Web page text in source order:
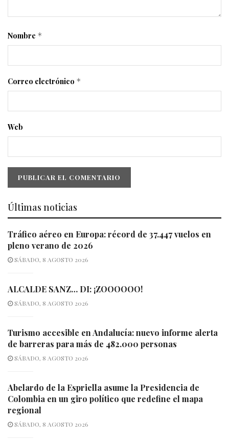
Nombre *
Correo electrónico *
Web
Últimas noticias
Tráfico aéreo en Europa: récord de 37.447 vuelos en
pleno verano de 2026
SÁBADO, 8 AGOSTO 2026
ALCALDE SANZ… DI: ¡ZOOOOOO!
SÁBADO, 8 AGOSTO 2026
Turismo accesible en Andalucía: nuevo informe alerta
de barreras para más de 482.000 personas
SÁBADO, 8 AGOSTO 2026
Abelardo de la Espriella asume la Presidencia de
Colombia en un giro político que redefine el mapa
regional
SÁBADO, 8 AGOSTO 2026